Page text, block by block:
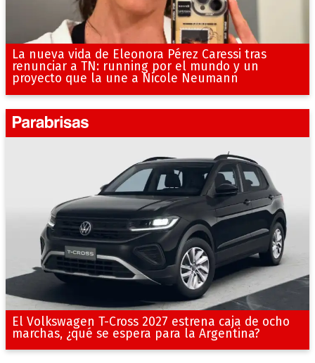
La nueva vida de Eleonora Pérez Caressi tras
renunciar a TN: running por el mundo y un
proyecto que la une a Nicole Neumann
El Volkswagen T-Cross 2027 estrena caja de ocho
marchas, ¿qué se espera para la Argentina?